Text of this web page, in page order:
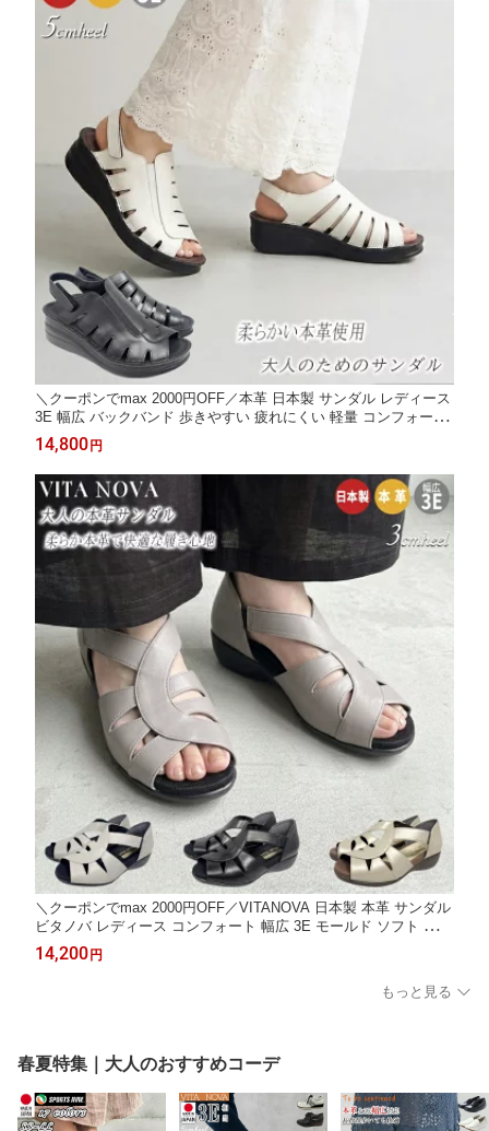
＼クーポンでmax 2000円OFF／本革 日本製 サンダル レディース
3E 幅広 バックバンド 歩きやすい 疲れにくい 軽量 コンフォート
サンダル 厚底 5cmヒール レザー バックストラップ コンフォート
サンダル グルカサンダル レザー 外反母趾対応 おしゃれ 美脚効果
SPORTS NINE
14,800円
＼クーポンでmax 2000円OFF／VITANOVA 日本製 本革 サンダル
ビタノバ レディース コンフォート 幅広 3E モールド ソフト カジ
ュアル ローヒール 歩きやすい 柔らかい 擦れにくい 疲れにくい
旅行 お出かけ 母の日 プレゼント VITA NOVA 8826
14,200円
もっと見る
春夏特集｜大人のおすすめコーデ